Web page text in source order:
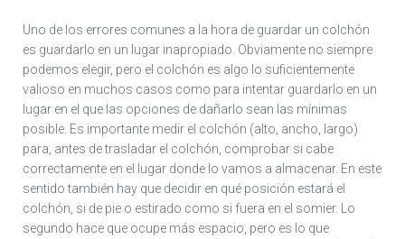
Uno de los errores comunes a la hora de guardar un colchón
es guardarlo en un lugar inapropiado. Obviamente no siempre
podemos elegir, pero el colchón es algo lo suficientemente
valioso en muchos casos como para intentar guardarlo en un
lugar en el que las opciones de dañarlo sean las mínimas
posible. Es importante medir el colchón (alto, ancho, largo)
para, antes de trasladar el colchón, comprobar si cabe
correctamente en el lugar donde lo vamos a almacenar. En este
sentido también hay que decidir en qué posición estará el
colchón, si de pie o estirado como si fuera en el somier. Lo
segundo hace que ocupe más espacio, pero es lo que